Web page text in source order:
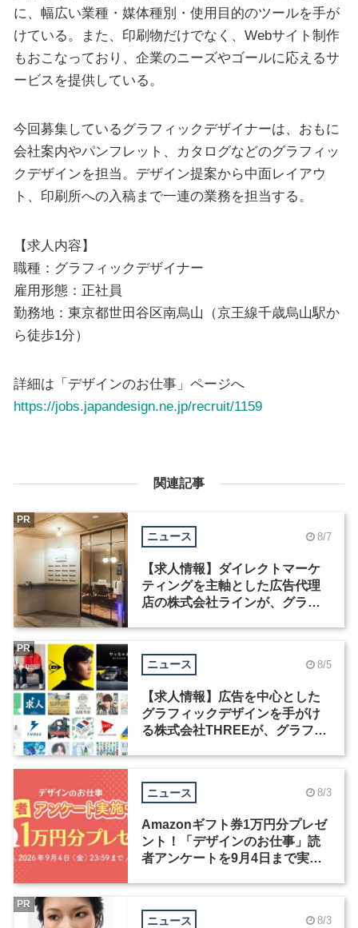
に、幅広い業種・媒体種別・使用目的のツールを手が
けている。また、印刷物だけでなく、Webサイト制作
もおこなっており、企業のニーズやゴールに応えるサ
ービスを提供している。
今回募集しているグラフィックデザイナーは、おもに
会社案内やパンフレット、カタログなどのグラフィッ
クデザインを担当。デザイン提案から中面レイアウ
ト、印刷所への入稿まで一連の業務を担当する。
【求人内容】
職種：グラフィックデザイナー
雇用形態：正社員
勤務地：東京都世田谷区南烏山（京王線千歳烏山駅か
ら徒歩1分）
詳細は「デザインのお仕事」ページへ
https://jobs.japandesign.ne.jp/recruit/1159
関連記事
ニュース 8/7
【求人情報】ダイレクトマーケ
ティングを主軸とした広告代理
店の株式会社ラインが、グラフ
PR
ニュース 8/5
【求人情報】広告を中心とした
グラフィックデザインを手がけ
る株式会社THREEが、グラフィ
PR
ニュース 8/3
Amazonギフト券1万円分プレゼ
ント！「デザインのお仕事」読
者アンケートを9月4日まで実施
ニュース 8/3
PR